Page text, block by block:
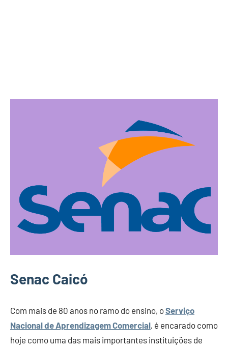
Senac Caicó
Com mais de 80 anos no ramo do ensino, oServiço
Nacional de Aprendizagem Comercial, é encarado como
hoje como uma das mais importantes instituições de